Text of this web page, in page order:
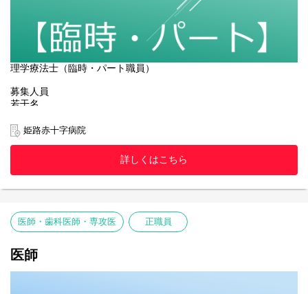
理学療法士（臨時・パート職員）
募集人員
若干名
採用年月日
随時
理学療法士免許取得者
本ページ下部の「応募する」よりエントリーの上、
①自筆の履歴書
②作業療法士免許の写し
※以上の書類を揃えて姫路赤十字病院 人事課人事労務係宛 に郵送
ください。
※提出いただきました書類は、合否に関わらず返却できませんの
姫路赤十字病院
詳しくはこちら
医師・歯科医師・専攻医 正職員
医師